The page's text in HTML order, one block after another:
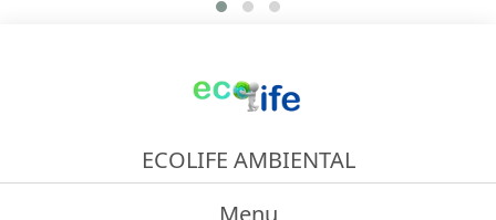
ECOLIFE AMBIENTAL